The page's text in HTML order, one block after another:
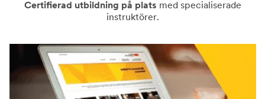
Certifierad utbildning på plats med specialiserade
instruktörer.